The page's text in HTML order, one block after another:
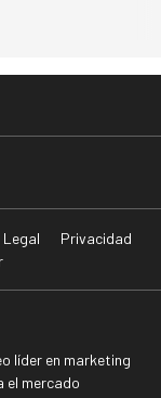
Legal
Privacidad
líder en marketing
el mercado